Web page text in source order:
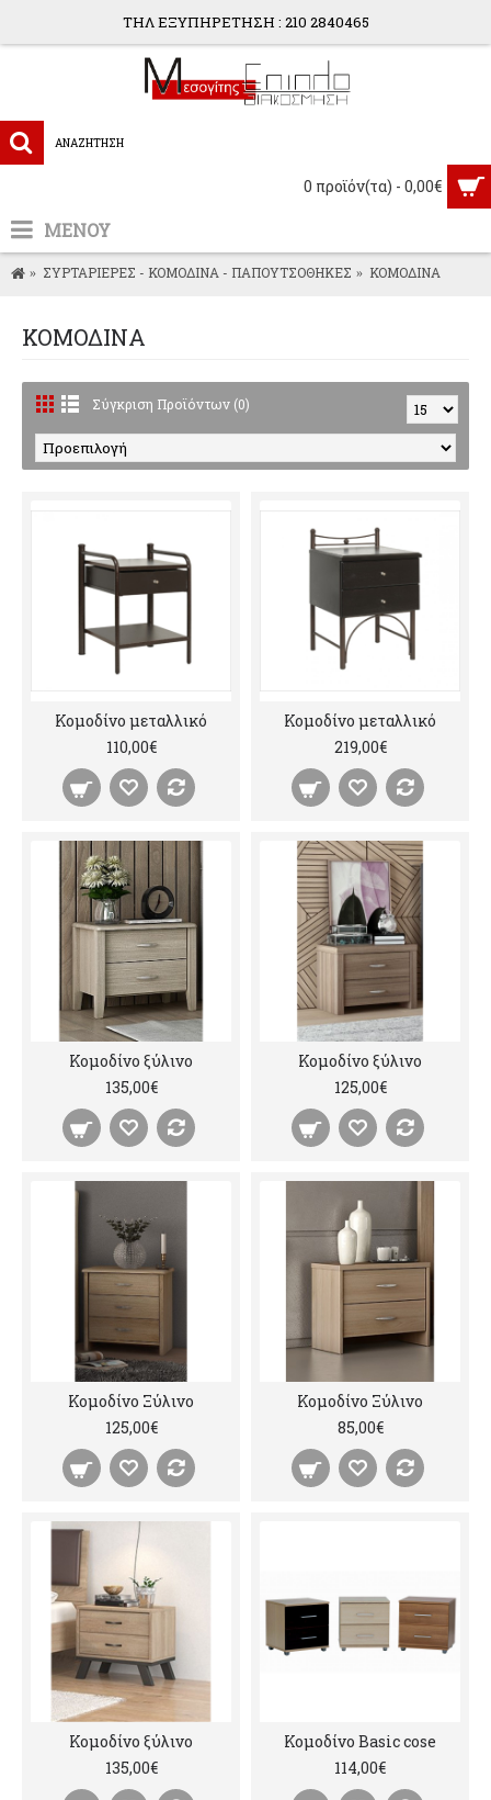
ΤΗΛ ΕΞΥΠΗΡΕΤΗΣΗ : 210 2840465
0 προϊόν(τα) - 0,00€
ΜΕΝΟΥ
ΣΥΡΤΑΡΙΕΡΕΣ - ΚΟΜΟΔΙΝΑ - ΠΑΠΟΥΤΣΟΘΗΚΕΣ ΚΟΜΟΔΙΝΑ
ΚΟΜΟΔΙΝΑ
Σύγκριση Προϊόντων (0)
Κομοδίνο μεταλλικό
110,00€
Κομοδίνο μεταλλικό
219,00€
Κομοδίνο ξύλινο
135,00€
Κομοδίνο ξύλινο
125,00€
Κομοδίνο Ξύλινο
125,00€
Κομοδίνο Ξύλινο
85,00€
Κομοδίνο ξύλινο
135,00€
Κομοδίνο Basic cose
114,00€